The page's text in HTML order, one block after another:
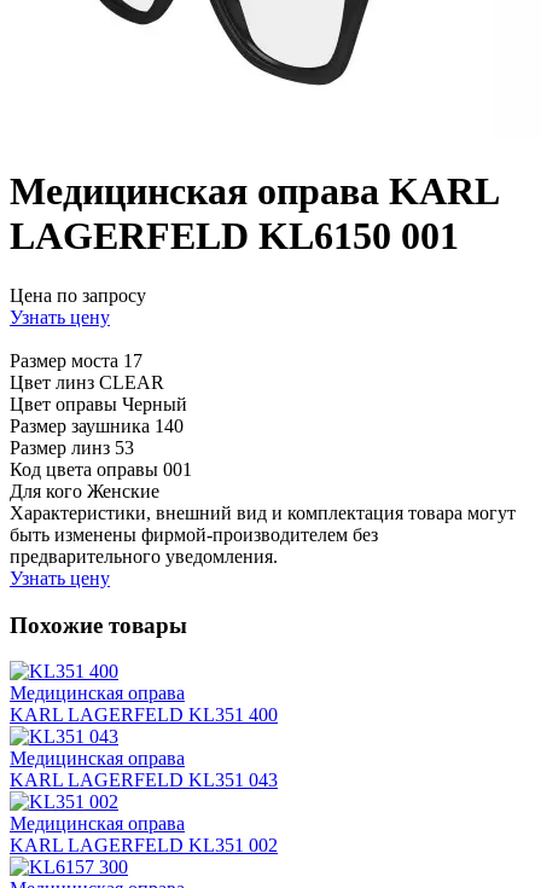
Медицинская оправа KARL
LAGERFELD KL6150 001
Цена по запросу
Узнать цену
Размер моста 17
Цвет линз CLEAR
Цвет оправы Черный
Размер заушника 140
Размер линз 53
Код цвета оправы 001
Для кого Женские
Характеристики, внешний вид и комплектация товара могут
быть изменены фирмой-производителем без
предварительного уведомления.
Узнать цену
Похожие товары
Медицинская оправа
KARL LAGERFELD KL351 400
Медицинская оправа
KARL LAGERFELD KL351 043
Медицинская оправа
KARL LAGERFELD KL351 002